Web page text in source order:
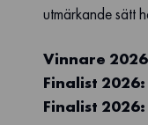
utmärkande sätt
Vinnare
Finalist 2026:
Finalist 2026: